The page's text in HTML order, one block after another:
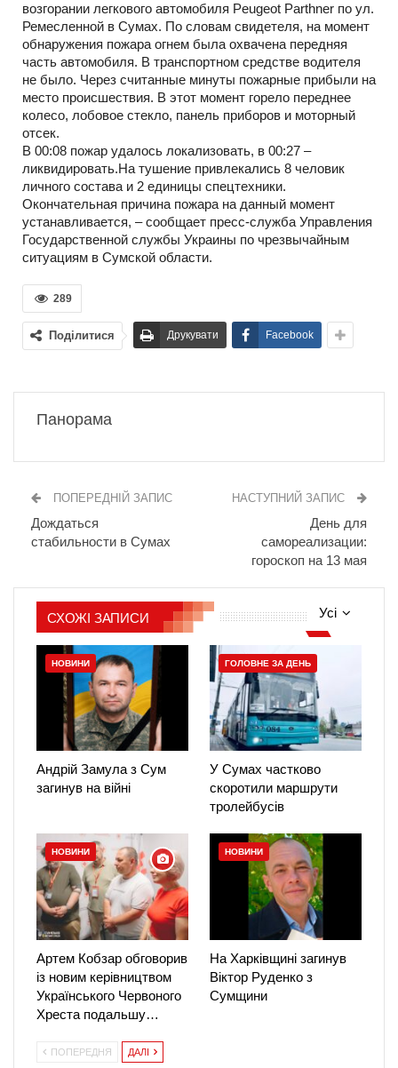
возгорании легкового автомобиля Peugeot Parthner по ул.
Ремесленной в Сумах. По словам свидетеля, на момент
обнаружения пожара огнем была охвачена передняя
часть автомобиля. В транспортном средстве водителя
не было. Через считанные минуты пожарные прибыли на
место происшествия. В этот момент горело переднее
колесо, лобовое стекло, панель приборов и моторный
отсек.
В 00:08 пожар удалось локализовать, в 00:27 –
ликвидировать.На тушение привлекались 8 человик
личного состава и 2 единицы спецтехники.
Окончательная причина пожара на данный момент
устанавливается, – сообщает пресс-служба Управления
Государственной службы Украины по чрезвычайным
ситуациям в Сумской области.
289
Поділитися Друкувати Facebook
Панорама
ПОПЕРЕДНІЙ ЗАПИС
Дождаться
стабильности в Сумах
НАСТУПНИЙ ЗАПИС
День для
самореализации:
гороскоп на 13 мая
Усі
СХОЖІ ЗАПИСИ
НОВИНИ
Андрій Замула з Сум
загинув на війні
ГОЛОВНЕ ЗА ДЕНЬ
У Сумах частково
скоротили маршрути
тролейбусів
НОВИНИ
Артем Кобзар обговорив
із новим керівництвом
Українського Червоного
Хреста подальшу…
НОВИНИ
На Харківщині загинув
Віктор Руденко з
Сумщини
ПОПЕРЕДНЯ ДАЛІ